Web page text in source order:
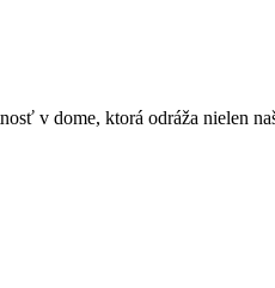
v dome, ktorá odráža nielen